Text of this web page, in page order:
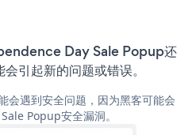
Day Sale Popup还
引起新的问题或错误。
会遇到安全问题，因为黑客可能会
Popup安全漏洞。